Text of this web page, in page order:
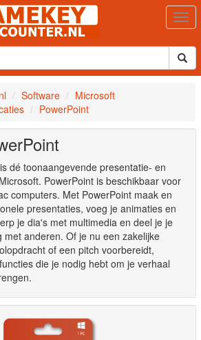
Software
Microsoft
PowerPoint
dé toonaangevende presentatie- en
PowerPoint is beschikbaar voor
computers. Met PowerPoint maak en
presentaties, voeg je animaties en
je dia's met multimedia en deel je je
met anderen. Of je nu een zakelijke
of een pitch voorbereidt,
die je nodig hebt om je verhaal